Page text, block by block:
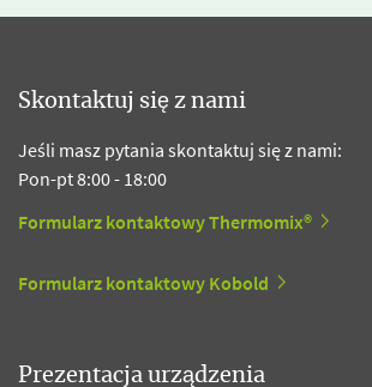
Skontaktuj się z nami
Jeśli masz pytania skontaktuj się z nami:
Pon-pt 8:00 - 18:00
Formularz kontaktowy Thermomix®
Formularz kontaktowy Kobold
Prezentacja urządzenia